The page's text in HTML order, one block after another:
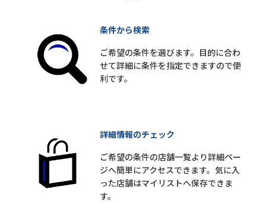
条件から検索
ご希望の条件を選びます。目的に合わ
せて詳細に条件を指定できますので便
利です。
詳細情報のチェック
ご希望の条件の店舗一覧より詳細ペー
ジへ簡単にアクセスできます。気に入
った店舗はマイリストへ保存できま
す。